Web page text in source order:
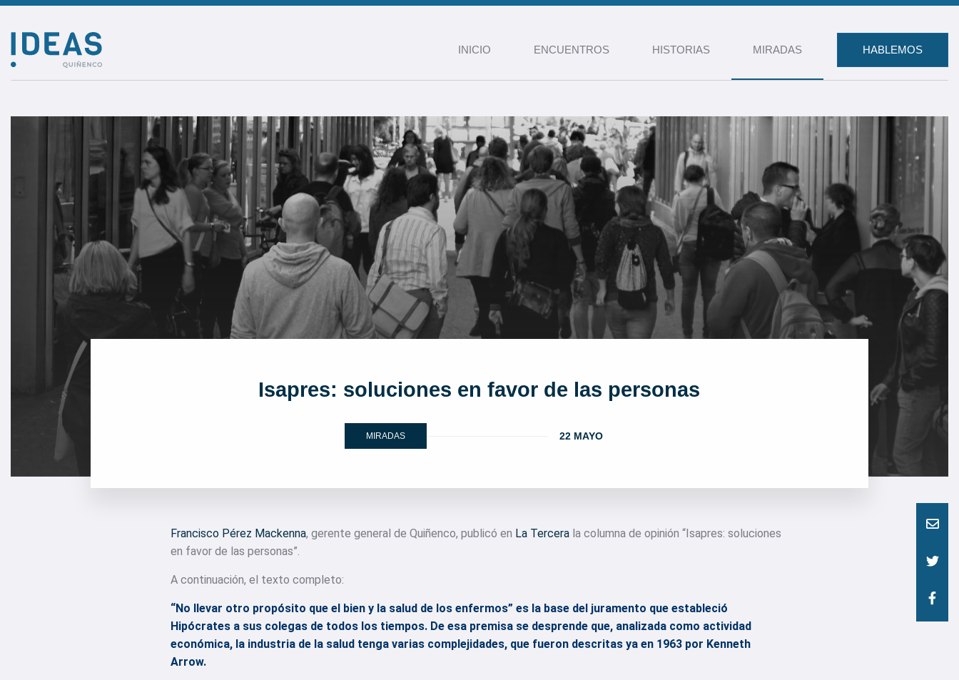
INICIO ENCUENTROS HISTORIAS MIRADAS HABLEMOS
Isapres: soluciones en favor de las personas
MIRADAS 22 MAYO
Francisco Pérez Mackenna, gerente general de Quiñenco, publicó en La Tercera la columna de opinión “Isapres: soluciones
en favor de las personas”.
A continuación, el texto completo:
“No llevar otro propósito que el bien y la salud de los enfermos” es la base del juramento que estableció
Hipócrates a sus colegas de todos los tiempos. De esa premisa se desprende que, analizada como actividad
económica, la industria de la salud tenga varias complejidades, que fueron descritas ya en 1963 por Kenneth
Arrow.